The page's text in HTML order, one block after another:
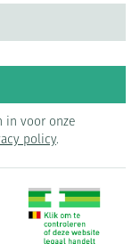
in voor onze
policy.